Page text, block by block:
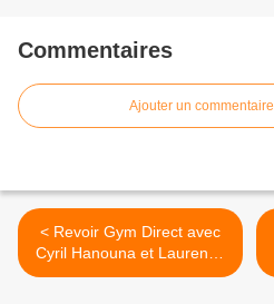
Commentaires
Ajouter un commentaire
< Revoir Gym Direct avec
Cyril Hanouna et Laurence
Ferrari (Vidéo).